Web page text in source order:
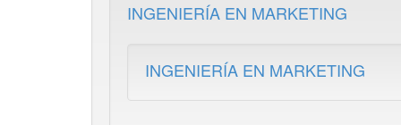
INGENIERÍA EN MARKETING
INGENIERÍA EN MARKETING